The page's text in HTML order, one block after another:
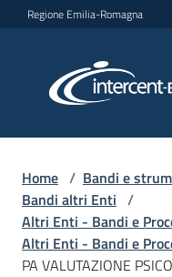
Vai al contenuto
Vai alla navigazione
Vai al footer
Regione Emilia-Romagna
per
L'Agenzia
Home / Bandi e
Bandi altri Enti /
Altri Enti - Bandi e
Altri Enti - Bandi e
PA VALUTAZIONE